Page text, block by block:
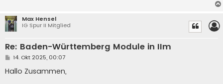
Max Hensel
IG Spur II Mitglied
Re: Baden-Württemberg Module in IIm
B
i
t
14. Okt 2025, 00:07
Hallo Zusammen,